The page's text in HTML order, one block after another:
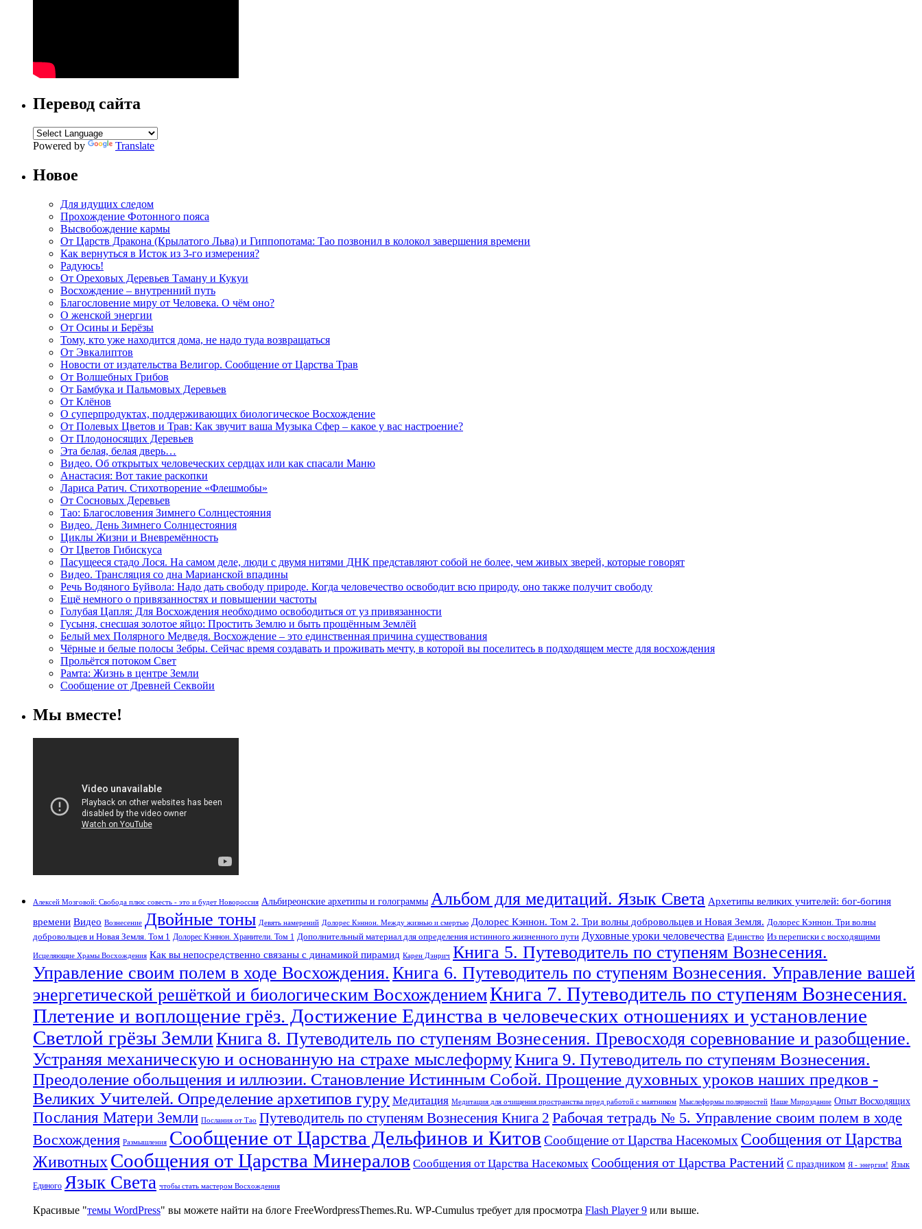
Перевод сайта
Powered by Translate
Новое
Для идущих следом
Прохождение Фотонного пояса
Высвобождение кармы
От Царств Дракона (Крылатого Льва) и Гиппопотама: Тао позвонил в колокол завершения времени
Как вернуться в Исток из 3-го измерения?
Радуюсь!
От Ореховых Деревьев Таману и Кукуи
Восхождение – внутренний путь
Благословение миру от Человека. О чём оно?
О женской энергии
От Осины и Берёзы
Тому, кто уже находится дома, не надо туда возвращаться
От Эвкалиптов
Новости от издательства Велигор. Сообщение от Царства Трав
От Волшебных Грибов
От Бамбука и Пальмовых Деревьев
От Клёнов
О суперпродуктах, поддерживающих биологическое Восхождение
От Полевых Цветов и Трав: Как звучит ваша Музыка Сфер – какое у вас настроение?
От Плодоносящих Деревьев
Эта белая, белая дверь…
Видео. Об открытых человеческих сердцах или как спасали Маню
Анастасия: Вот такие раскопки
Лариса Ратич. Стихотворение «Флешмобы»
От Сосновых Деревьев
Тао: Благословения Зимнего Солнцестояния
Видео. День Зимнего Солнцестояния
Циклы Жизни и Вневремённость
От Цветов Гибискуса
Пасущееся стадо Лося. На самом деле, люди с двумя нитями ДНК представляют собой не более, чем живых зверей, которые говорят
Видео. Трансляция со дна Марианской впадины
Речь Водяного Буйвола: Надо дать свободу природе. Когда человечество освободит всю природу, оно также получит свободу
Ещё немного о привязанностях и повышении частоты
Голубая Цапля: Для Восхождения необходимо освободиться от уз привязанности
Гусыня, снесшая золотое яйцо: Простить Землю и быть прощённым Землёй
Белый мех Полярного Медведя. Восхождение – это единственная причина существования
Чёрные и белые полосы Зебры. Сейчас время создавать и проживать мечту, в которой вы поселитесь в подходящем месте для восхождения
Прольётся потоком Свет
Рамта: Жизнь в центре Земли
Сообщение от Древней Секвойи
Мы вместе!
Алексей Мозговой: Свобода плюс совесть - это и будет Новороссия Альбиреонские архетипы и голограммы Альбом для медитаций. Язык Света Архетипы великих учителей: бог-богиня
времени Видео Вознесение Двойные тоны Девять намерений Долорес Кэннон. Между жизнью и смертью Долорес Кэннон. Том 2. Три волны добровольцев и Новая Земля. Долорес Кэннон. Три волны
добровольцев и Новая Земля. Том 1 Долорес Кэннон. Хранители. Том 1 Дополнительный материал для определения истинного жизненного пути Духовные уроки человечества Единство Из переписки с восходящими
Исцеляющие Храмы Восхождения Как вы непосредственно связаны с динамикой пирамид Карен Дэнрич Книга 5. Путеводитель по ступеням Вознесения.
Управление своим полем в ходе Восхождения. Книга 6. Путеводитель по ступеням Вознесения. Управление вашей
энергетической решёткой и биологическим ВосхождениемКнига 7. Путеводитель по ступеням Вознесения.
Плетение и воплощение грёз. Достижение Единства в человеческих отношениях и установление
Светлой грёзы ЗемлиКнига 8. Путеводитель по ступеням Вознесения. Превосходя соревнование и разобщение.
Устраняя механическую и основанную на страхе мыслеформуКнига 9. Путеводитель по ступеням Вознесения.
Преодоление обольщения и иллюзии. Становление Истинным Собой. Прощение духовных уроков наших предков -
Великих Учителей. Определение архетипов гуру Медитация Медитация для очищения пространства перед работой с маятником Мыслеформы полярностей Наше Мироздание Опыт Восходящих
Послания Матери Земли Послания от Тао Путеводитель по ступеням Вознесения Книга 2 Рабочая тетрадь № 5. Управление своим полем в ходе
Восхождения Размышления Сообщение от Царства Дельфинов и Китов Сообщение от Царства Насекомых Сообщения от Царства
Животных Сообщения от Царства Минералов Сообщения от Царства Насекомых Сообщения от Царства Растений С праздником Я - энергия! Язык
Единого Язык Света чтобы стать мастером Восхождения
Красивые "темы WordPress" вы можете найти на блоге FreeWordpressThemes.Ru. WP-Cumulus требует для просмотра Flash Player 9 или выше.